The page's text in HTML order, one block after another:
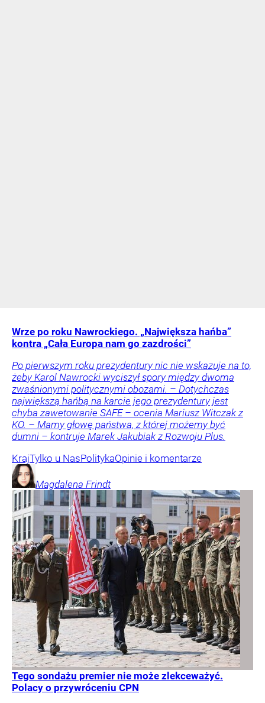
Wrze po roku Nawrockiego. „Największa hańba”
kontra „Cała Europa nam go zazdrości”
Po pierwszym roku prezydentury nic nie wskazuje na to,
żeby Karol Nawrocki wyciszył spory między dwoma
zwaśnionymi politycznymi obozami. – Dotychczas
największą hańbą na karcie jego prezydentury jest
chyba zawetowanie SAFE – ocenia Mariusz Witczak z
KO. – Mamy głowę państwa, z której możemy być
dumni – kontruje Marek Jakubiak z Rozwoju Plus.
KrajTylko u NasPolitykaOpinie i komentarze
Magdalena Frindt
Tego sondażu premier nie może zlekceważyć.
Polacy o przywróceniu CPN